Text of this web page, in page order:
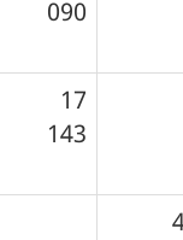
090
17
143